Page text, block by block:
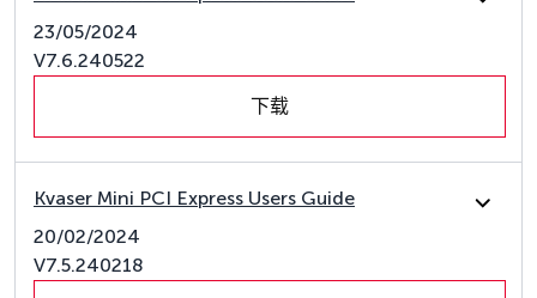
23/05/2024
V7.6.240522
下载
Kvaser Mini PCI Express Users Guide
20/02/2024
V7.5.240218